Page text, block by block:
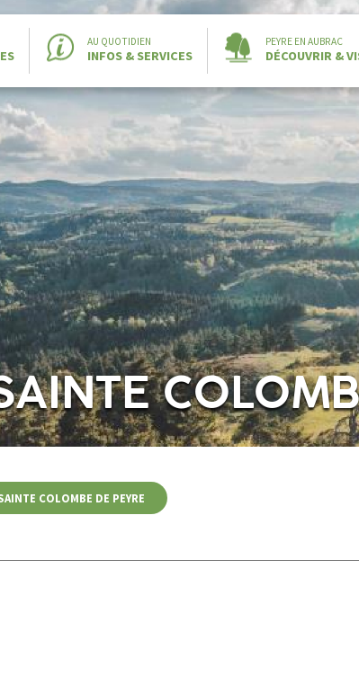
AU QUOTIDIEN
INFOS & SERVICES
PEYRE EN AUBRAC
DÉCOUVRIR &
COLOMBE DE PEYRE